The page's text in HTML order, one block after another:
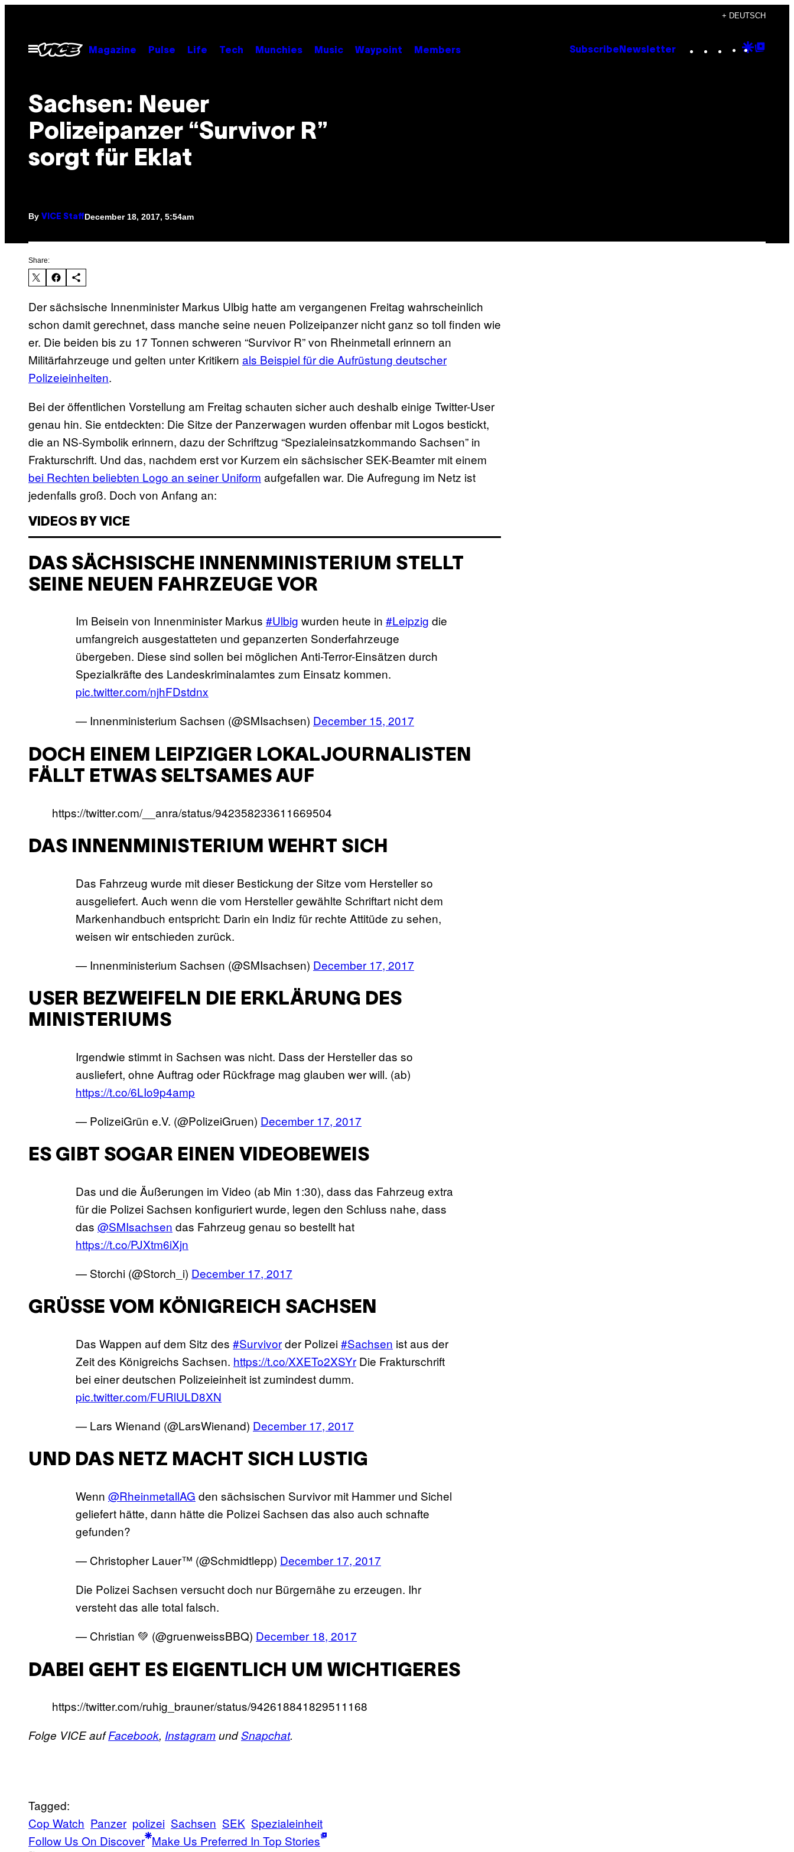
content
+ DEUTSCH
Open
Menu
Magazine Pulse Life Tech Munchies Music Waypoint Members Subscribe Newsletter Instagram
TikTok
YouTube
Google
Sachsen: Neuer
Polizeipanzer “Survivor R”
sorgt für Eklat
By VICE StaffDecember 18, 2017, 5:54am
Share:
Der sächsische Innenminister Markus Ulbig hatte am vergangenen Freitag wahrscheinlich
schon damit gerechnet, dass manche seine neuen Polizeipanzer nicht ganz so toll finden wie
er. Die beiden bis zu 17 Tonnen schweren “Survivor R” von Rheinmetall erinnern an
Militärfahrzeuge und gelten unter Kritikern als Beispiel für die Aufrüstung deutscher
Polizeieinheiten.
Bei der öffentlichen Vorstellung am Freitag schauten sicher auch deshalb einige Twitter-User
genau hin. Sie entdeckten: Die Sitze der Panzerwagen wurden offenbar mit Logos bestickt,
die an NS-Symbolik erinnern, dazu der Schriftzug “Spezialeinsatzkommando Sachsen” in
Frakturschrift. Und das, nachdem erst vor Kurzem ein sächsischer SEK-Beamter mit einem
bei Rechten beliebten Logo an seiner Uniform aufgefallen war. Die Aufregung im Netz ist
jedenfalls groß. Doch von Anfang an:
VIDEOS BY VICE
DAS SÄCHSISCHE INNENMINISTERIUM STELLT
SEINE NEUEN FAHRZEUGE VOR
Im Beisein von Innenminister Markus #Ulbig wurden heute in #Leipzig die
umfangreich ausgestatteten und gepanzerten Sonderfahrzeuge
übergeben. Diese sind sollen bei möglichen Anti-Terror-Einsätzen durch
Spezialkräfte des Landeskriminalamtes zum Einsatz kommen.
pic.twitter.com/njhFDstdnx
— Innenministerium Sachsen (@SMIsachsen) December 15, 2017
DOCH EINEM LEIPZIGER LOKALJOURNALISTEN
FÄLLT ETWAS SELTSAMES AUF
https://twitter.com/__anra/status/942358233611669504
DAS INNENMINISTERIUM WEHRT SICH
Das Fahrzeug wurde mit dieser Bestickung der Sitze vom Hersteller so
ausgeliefert. Auch wenn die vom Hersteller gewählte Schriftart nicht dem
Markenhandbuch entspricht: Darin ein Indiz für rechte Attitüde zu sehen,
weisen wir entschieden zurück.
— Innenministerium Sachsen (@SMIsachsen) December 17, 2017
USER BEZWEIFELN DIE ERKLÄRUNG DES
MINISTERIUMS
Irgendwie stimmt in Sachsen was nicht. Dass der Hersteller das so
ausliefert, ohne Auftrag oder Rückfrage mag glauben wer will. (ab)
https://t.co/6LIo9p4amp
— PolizeiGrün e.V. (@PolizeiGruen) December 17, 2017
ES GIBT SOGAR EINEN VIDEOBEWEIS
Das und die Äußerungen im Video (ab Min 1:30), dass das Fahrzeug extra
für die Polizei Sachsen konfiguriert wurde, legen den Schluss nahe, dass
das @SMIsachsen das Fahrzeug genau so bestellt hat
https://t.co/PJXtm6iXjn
— Storchi (@Storch_i) December 17, 2017
GRÜSSE VOM KÖNIGREICH SACHSEN
Das Wappen auf dem Sitz des #Survivorder Polizei#Sachsen ist aus der
Zeit des Königreichs Sachsen. https://t.co/XXETo2XSYr Die Frakturschrift
bei einer deutschen Polizeieinheit ist zumindest dumm.
pic.twitter.com/FURlULD8XN
— Lars Wienand (@LarsWienand) December 17, 2017
UND DAS NETZ MACHT SICH LUSTIG
Wenn @RheinmetallAG den sächsischen Survivor mit Hammer und Sichel
geliefert hätte, dann hätte die Polizei Sachsen das also auch schnafte
gefunden?
— Christopher Lauer™ (@Schmidtlepp) December 17, 2017
Die Polizei Sachsen versucht doch nur Bürgernähe zu erzeugen. Ihr
versteht das alle total falsch.
— Christian 💚 (@gruenweissBBQ) December 18, 2017
DABEI GEHT ES EIGENTLICH UM WICHTIGERES
https://twitter.com/ruhig_brauner/status/942618841829511168
Folge VICE aufFacebook, InstagramundSnapchat.
Tagged:
Cop Watch Panzer polizei Sachsen SEK Spezialeinheit
Follow Us On Discover Make Us Preferred In Top Stories